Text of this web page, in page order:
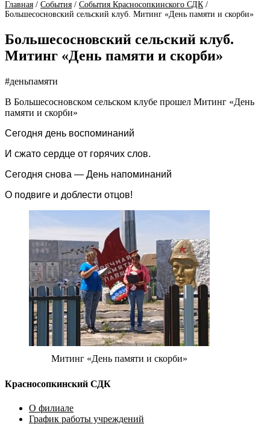
Главная / События / События Красносопкинского СДК /
Большесосновский сельский клуб. Митинг «День памяти и скорби»
Большесосновский сельский клуб.
Митинг «День памяти и скорби»
#деньпамяти
В Большесосновском сельском клубе прошел Митинг «День
памяти и скорби»
Сегодня день воспоминаний
И сжато сердце от горячих слов.
Сегодня снова — День напоминаний
О подвиге и доблести отцов!
Митинг «День памяти и скорби»
Красносопкинский СДК
О филиале
График работы учреждений